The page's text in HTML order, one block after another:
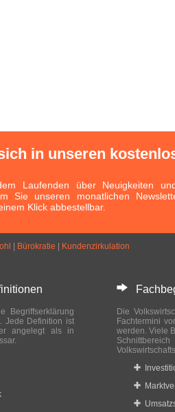
in unseren
Laufenden über Neuigkeiten
Sie unseren monatlichen
Klick abbestellbar.
Bürokratie Kundenzirkulation
Begriffserklärung
Jede Definition ist
angelegt als in
Die
Fachtermini
werden. Viele